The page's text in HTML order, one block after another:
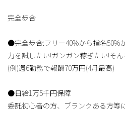
完全歩合
●完全歩合:フリー40%から指名50%
力を試したい!ガンガン稼ぎたい!そん
(例)週6勤務で報酬70万円(4月最高)
●日給1万5千円保障
委託初心者の方、ブランクある方等